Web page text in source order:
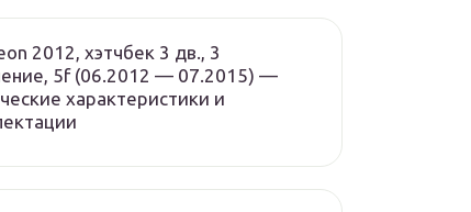
2012, хэтчбек 3 дв., 3
5f (06.2012 — 07.2015) —
характеристики и